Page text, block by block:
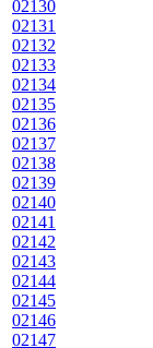
02130
02131
02132
02133
02134
02135
02136
02137
02138
02139
02140
02141
02142
02143
02144
02145
02146
02147